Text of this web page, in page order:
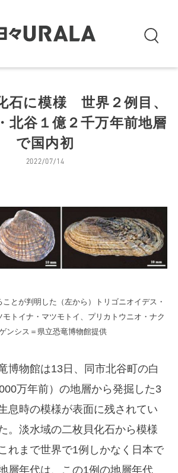
石に模様 世界２例目、
谷１億２千万年前地層
で国内初
2022/07/14
とが判明した（左から）トリゴニオイデス・
トイナ・マツモトイ、プリカトウニオ・ナク
ンシス＝県立恐竜博物館提供
博物館は13日、同市北谷町の白
万年前）の地層から発掘した3
息時の模様が表面に残されてい
。淡水域の二枚貝化石から模様
れまで世界で1例しかなく日本で
層年代は、この1例の地層年代